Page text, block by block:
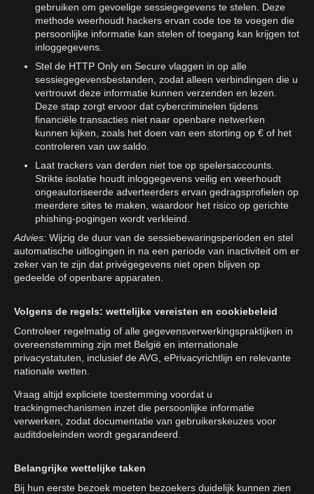
gebruiken om gevoelige sessiegegevens te stelen. Deze
methode weerhoudt hackers ervan code toe te voegen die
persoonlijke informatie kan stelen of toegang kan krijgen tot
inloggegevens.
Stel de HTTP Only en Secure vlaggen in op alle
sessiegegevensbestanden, zodat alleen verbindingen die u
vertrouwt deze informatie kunnen verzenden en lezen.
Deze stap zorgt ervoor dat cybercriminelen tijdens
financiële transacties niet naar openbare netwerken
kunnen kijken, zoals het doen van een storting op € of het
controleren van uw saldo.
Laat trackers van derden niet toe op spelersaccounts.
Strikte isolatie houdt inloggegevens veilig en weerhoudt
ongeautoriseerde adverteerders ervan gedragsprofielen op
meerdere sites te maken, waardoor het risico op gerichte
phishing-pogingen wordt verkleind.
Advies: Wijzig de duur van de sessiebewaringsperioden en stel
automatische uitlogingen in na een periode van inactiviteit om er
zeker van te zijn dat privégegevens niet open blijven op
gedeelde of openbare apparaten.
Volgens de regels: wettelijke vereisten en cookiebeleid
Controleer regelmatig of alle gegevensverwerkingspraktijken in
overeenstemming zijn met België en internationale
privacystatuten, inclusief de AVG, ePrivacyrichtlijn en relevante
nationale wetten.
Vraag altijd expliciete toestemming voordat u
trackingmechanismen inzet die persoonlijke informatie
verwerken, zodat documentatie van gebruikerskeuzes voor
auditdoeleinden wordt gegarandeerd.
Belangrijke wettelijke taken
Bij hun eerste bezoek moeten bezoekers duidelijk kunnen zien